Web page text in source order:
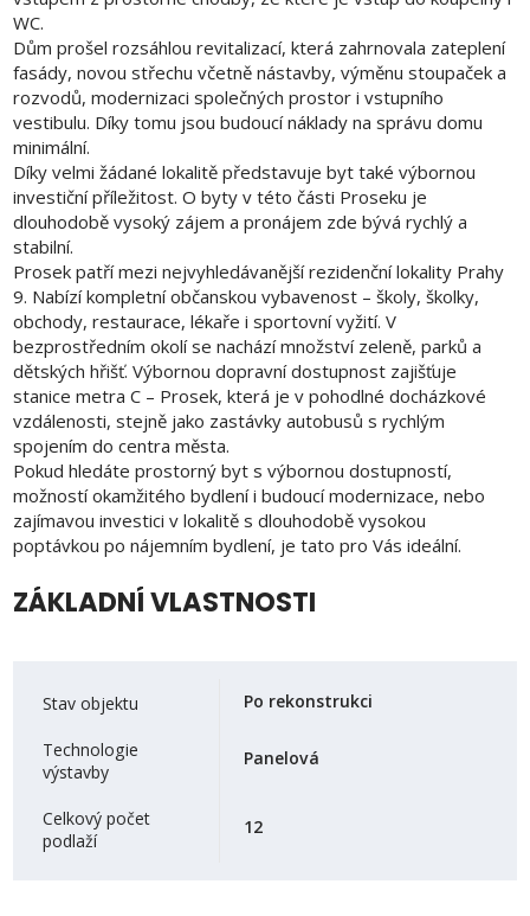
WC.
Dům prošel rozsáhlou revitalizací, která zahrnovala zateplení
fasády, novou střechu včetně nástavby, výměnu stoupaček a
rozvodů, modernizaci společných prostor i vstupního
vestibulu. Díky tomu jsou budoucí náklady na správu domu
minimální.
Díky velmi žádané lokalitě představuje byt také výbornou
investiční příležitost. O byty v této části Proseku je
dlouhodobě vysoký zájem a pronájem zde bývá rychlý a
stabilní.
Prosek patří mezi nejvyhledávanější rezidenční lokality Prahy
9. Nabízí kompletní občanskou vybavenost – školy, školky,
obchody, restaurace, lékaře i sportovní vyžití. V
bezprostředním okolí se nachází množství zeleně, parků a
dětských hřišť. Výbornou dopravní dostupnost zajišťuje
stanice metra C – Prosek, která je v pohodlné docházkové
vzdálenosti, stejně jako zastávky autobusů s rychlým
spojením do centra města.
Pokud hledáte prostorný byt s výbornou dostupností,
možností okamžitého bydlení i budoucí modernizace, nebo
zajímavou investici v lokalitě s dlouhodobě vysokou
poptávkou po nájemním bydlení, je tato pro Vás ideální.
ZÁKLADNÍ VLASTNOSTI
Stav objektu Po rekonstrukci
Technologie
výstavby
Panelová
Celkový počet
podlaží
12